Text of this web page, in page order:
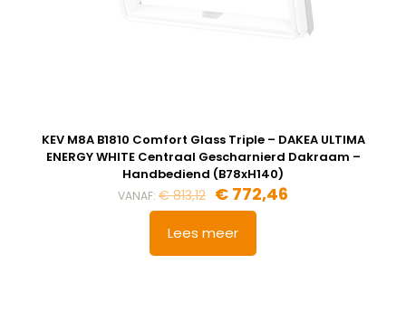
KEV M8A B1810 Comfort Glass Triple – DAKEA ULTIMA
ENERGY WHITE Centraal Gescharnierd Dakraam –
Handbediend (B78xH140)
VANAF: €813,12 € 772,46
Lees meer